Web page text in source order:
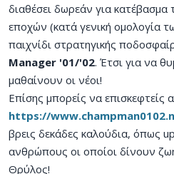
διαθέσει δωρεάν για
εποχών (κατά γενική ομολογία
παιχνίδι στρατηγικής
Manager '01/'02. Έτσι για να
μαθαίνουν οι νέοι!
Επίσης μπορείς να επισκεφτείς
https://
βρεις δεκάδες καλούδια, όπως
ανθρώπους οι οποίοι δίνουν
Θρύλος!